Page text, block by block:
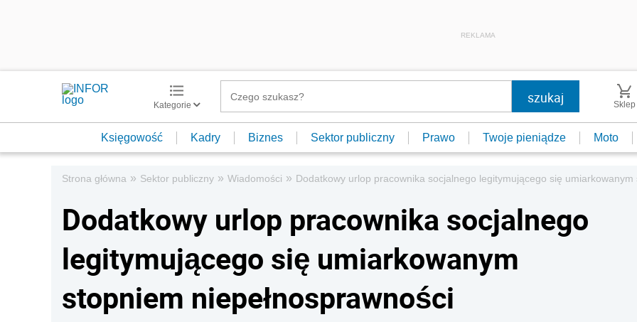
REKLAMA
Kategorie Sklep
Księgowość Kadry Biznes Sektor publiczny Prawo Twoje pieniądze Moto
Strona główna » Sektor publiczny » Wiadomości » Dodatkowy urlop pracownika socjalnego legitymującego się umiarkowanym
Dodatkowy urlop pracownika socjalnego
legitymującego się umiarkowanym
stopniem niepełnosprawności